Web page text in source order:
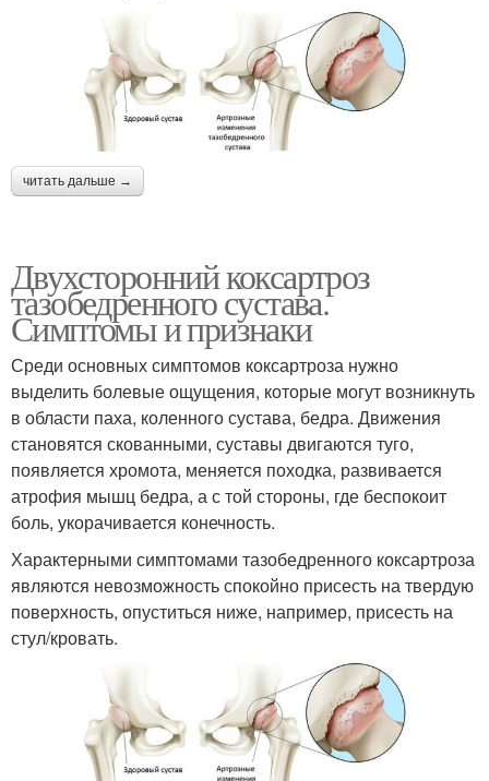
читать дальше →
Двухсторонний коксартроз
тазобедренного сустава.
Симптомы и признаки
Среди основных симптомов коксартроза нужно
выделить болевые ощущения, которые могут возникнуть
в области паха, коленного сустава, бедра. Движения
становятся скованными, суставы двигаются туго,
появляется хромота, меняется походка, развивается
атрофия мышц бедра, а с той стороны, где беспокоит
боль, укорачивается конечность.
Характерными симптомами тазобедренного коксартроза
являются невозможность спокойно присесть на твердую
поверхность, опуститься ниже, например, присесть на
стул/кровать.